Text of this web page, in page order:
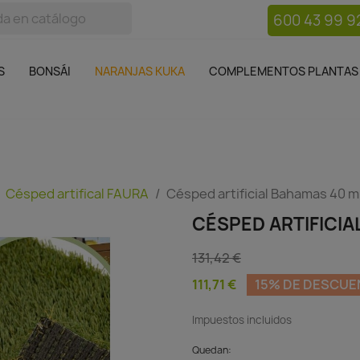
600 43 99
BONSÁI NARANJAS KUKA COMPLEMENTOS PLANTAS
Complementos plantas
Césped artifical FAURA Césped artificial Bahamas 40
CÉSPED
131,42 €
111,71 €
15% DE
Impuestos incluidos
Quedan: